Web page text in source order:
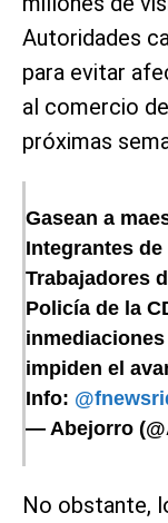
Autoridades
para evitar
al comercio
próximas
Gasean a
Integrantes
Trabajadores
Policía de la
impiden el
Info:
— Abejorro
No obstante,